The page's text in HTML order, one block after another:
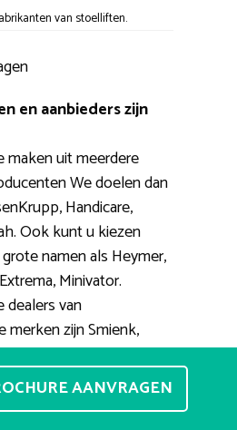
van stoelliften.
en aanbieders zijn
maken uit meerdere
We doelen dan
Handicare,
Ook kunt u kiezen
namen als Heymer,
Minivator.
dealers van
merken zijn Smienk,
123traplift,
AANVRAGEN